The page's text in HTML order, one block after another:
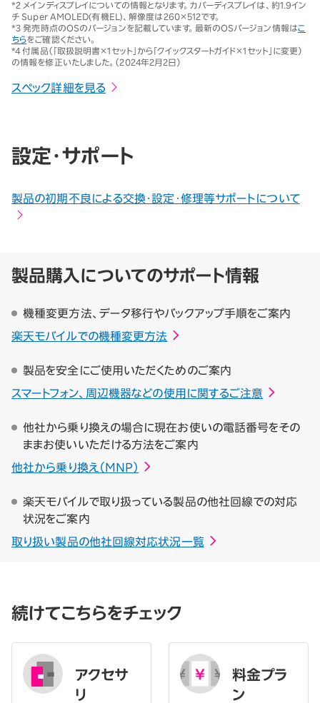
*2 メインディスプレイについての情報となります。カバーディスプレイは、約1.9イン
チ Super AMOLED(有機EL)、解像度は260×512です。
*3 発売時点のOSのバージョンを記載しています。最新のOSバージョン情報はこ
ちらをご確認ください。
*4付属品（「取扱説明書×1セット」から「クイックスタートガイド×1セット」に変更）
の情報を修正いたしました。（2024年2月2日）
スペック詳細を見る
設定・サポート
製品の初期不良による交換・設定・修理等サポートについて
製品購入についてのサポート情報
機種変更方法、データ移行やバックアップ手順をご案内
楽天モバイルでの機種変更方法
製品を安全にご使用いただくためのご案内
スマートフォン、周辺機器などの使用に関するご注意
他社から乗り換えの場合に現在お使いの電話番号をその
ままお使いいただける方法をご案内
他社から乗り換え（MNP）
楽天モバイルで取り扱っている製品の他社回線での対応
状況をご案内
取り扱い製品の他社回線対応状況一覧
続けてこちらをチェック
アクセサ
リ
料金プラ
ン